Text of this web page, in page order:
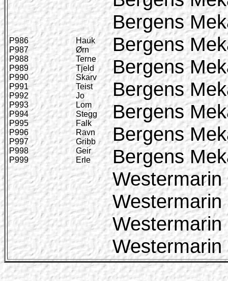
P986
P987
P988
P989
P990
P991
P992
P993
P994
P995
P996
P997
P998
P999
Hauk
Ørn
Terne
Tjeld
Skarv
Teist
Jo
Lom
Stegg
Falk
Ravn
Gribb
Geir
Erle
Bergens
Bergens
Bergens
Bergens
Bergens
Bergens
Bergens
Westermarin
Westermarin
Westermarin
Westermarin